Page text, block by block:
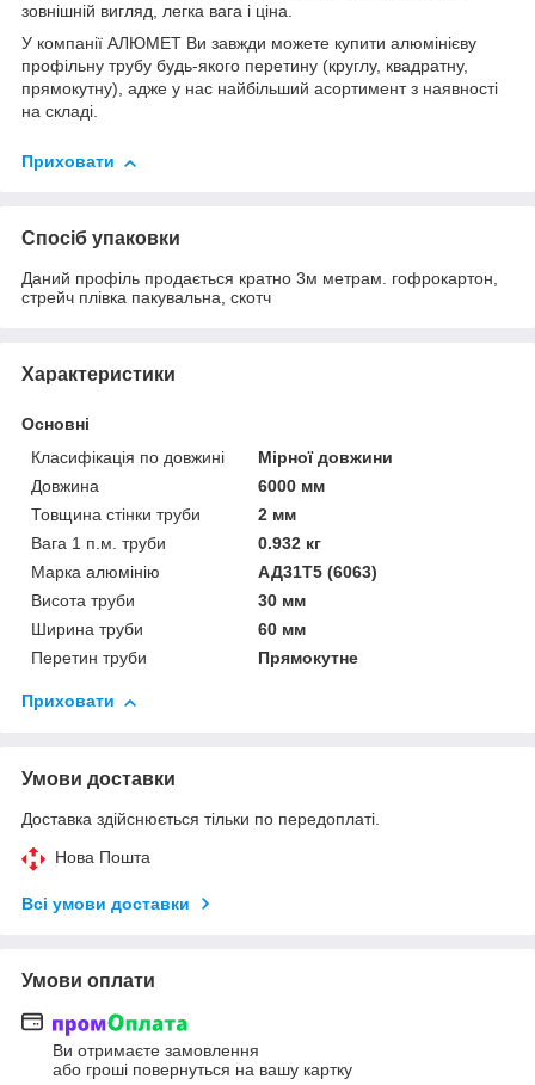
зовнішній вигляд, легка вага і ціна.
У компанії АЛЮМЕТ Ви завжди можете купити алюмінієву
профільну трубу будь-якого перетину (круглу, квадратну,
прямокутну), адже у нас найбільший асортимент з наявності
на складі.
Приховати
Спосіб упаковки
Даний профіль продається кратно 3м метрам. гофрокартон,
стрейч плівка пакувальна, скотч
Характеристики
Основні
Класифікація по довжині
Мірної довжини
Довжина
6000 мм
Товщина стінки труби
2 мм
Вага 1 п.м. труби
0.932 кг
Марка алюмінію
АД31Т5 (6063)
Висота труби
30 мм
Ширина труби
60 мм
Перетин труби
Прямокутне
Приховати
Умови доставки
Доставка здійснюється тільки по передоплаті.
Нова Пошта
Всі умови доставки
Умови оплати
Ви отримаєте замовлення
або гроші повернуться на вашу картку